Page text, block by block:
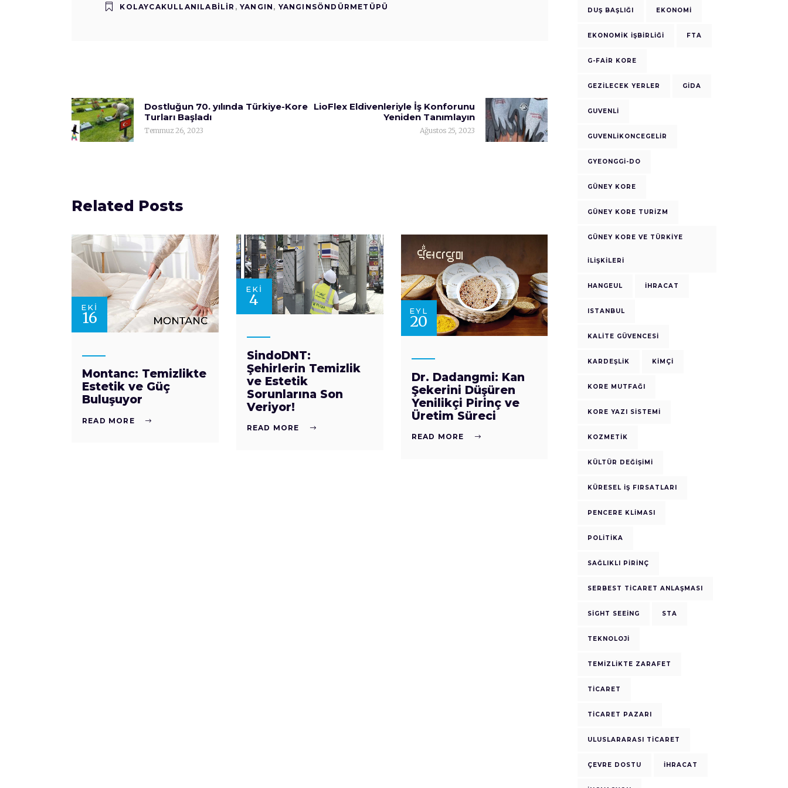
KOLAYCAKULLANILABILIR ,YANGIN , YANGINSÖNDÜRMETÜPÜ
Dostluğun 70. yılında Türkiye-Kore
Turları Başladı
Temmuz 26, 2023
LioFlex Eldivenleriyle İş Konforunu
Yeniden Tanımlayın
Ağustos 25, 2023
Related Posts
EKI
16
Montanc: Temizlikte
Estetik ve Güç
Buluşuyor
READ MORE
EKI
4
SindoDNT:
Şehirlerin Temizlik
ve Estetik
Sorunlarına Son
Veriyor!
READ MORE
EYL
20
Dr. Dadangmi: Kan
Şekerini Düşüren
Yenilikçi Pirinç ve
Üretim Süreci
READ MORE
DUŞ BAŞLIĞI EKONOMI
EKONOMIK IŞBIRLIĞI FTA
G-FAIR KORE
GEZILECEK YERLER GIDA
GUVENLI
GUVENLIKONCEGELIR
GYEONGGI-DO
GÜNEY KORE
GÜNEY KORE TURIZM
GÜNEY KORE VE TÜRKIYE
ILIŞKILERI
HANGEUL IHRACAT
ISTANBUL
KALITE GÜVENCESI
KARDEŞLIK KIMÇI
KORE MUTFAĞI
KORE YAZI SISTEMI
KOZMETIK
KÜLTÜR DEĞIŞIMI
KÜRESEL İŞ FIRSATLARI
PENCERE KLIMASI
POLITIKA
SAĞLIKLI PIRINÇ
SERBEST TICARET ANLAŞMASI
SIGHT SEEING STA
TEKNOLOJI
TEMIZLIKTE ZARAFET
TICARET
TICARET PAZARI
ULUSLARARASI TICARET
ÇEVRE DOSTU İHRACAT